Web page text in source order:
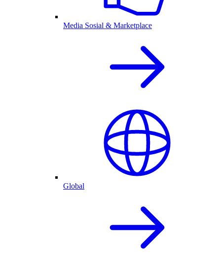
Media Sosial & Marketplace
Global